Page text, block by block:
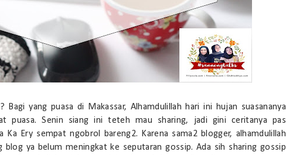
Bagi yang puasa di Makassar, Alhamdulillah hari ini hujan suasananya
puasa. Senin siang ini teteh mau sharing, jadi gini ceritanya pas
Ka Ery sempat ngobrol bareng2. Karena sama2 blogger, alhamdulillah
ya belum meningkat ke seputaran gossip. Ada sih sharing gossip